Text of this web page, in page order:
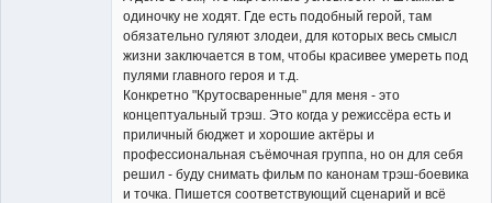
одиночку не ходят. Где есть подобный герой, там
обязательно гуляют злодеи, для которых весь смысл
жизни заключается в том, чтобы красивее умереть под
пулями главного героя и т.д.
Конкретно "Крутосваренные" для меня - это
концептуальный трэш. Это когда у режиссёра есть и
приличный бюджет и хорошие актёры и
профессиональная съёмочная группа, но он для себя
решил - буду снимать фильм по канонам трэш-боевика
и точка. Пишется соответствующий сценарий и всё